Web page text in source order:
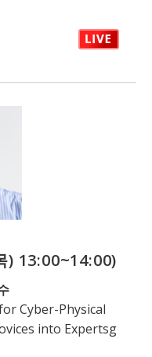
) 13:00~14:00)
Cyber-Physical
into Expertsg